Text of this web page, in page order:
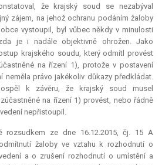
že krajský soud se nezabýval
zájem, na jehož ochranu podáním žaloby
vystoupil, byl vůbec někdy v minulosti
je i nadále objektivně ohrožen. Jako
krajského soudu, který odmítl provést
na řízení 1), protože v postavení
neměla právo jakékoliv důkazy předkládat.
k závěru, že krajský soud musel
na řízení 1) provést, nebo řádně
nepřistoupil.
rozsudkem ze dne 16.12.2015, čj. 15 A
žaloby ve vztahu k rozhodnutí o
a o zrušení rozhodnutí o umístění a